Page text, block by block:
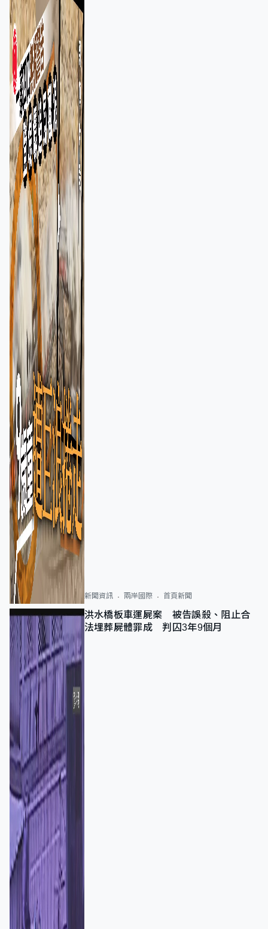
新聞資訊 兩岸國際 首頁新聞
洪水橋板車運屍案 被告誤殺、阻止合
法埋葬屍體罪成 判囚3年9個月